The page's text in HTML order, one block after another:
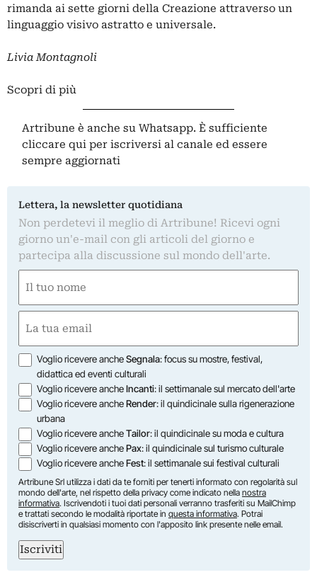
rimanda ai sette giorni della Creazione attraverso un
linguaggio visivo astratto e universale.
Livia Montagnoli
Scopri di più
Artribune è anche su Whatsapp. È sufficiente
cliccare qui per iscriversi al canale ed essere
sempre aggiornati
Lettera, la newsletter quotidiana
Non perdetevi il meglio di Artribune! Ricevi ogni
giorno un'e-mail con gli articoli del giorno e
partecipa alla discussione sul mondo dell'arte.
(Obbligatorio)
Nome
(Obbligatorio)
Opzioni
Voglio ricevere ancheSegnala: focus su mostre, festival,
didattica ed eventi culturali
Voglio ricevere ancheIncanti: il settimanale sul mercato dell'arte
Voglio ricevere ancheRender: il quindicinale sulla rigenerazione
urbana
Voglio ricevere ancheTailor: il quindicinale su moda e cultura
Voglio ricevere anchePax: il quindicinale sul turismo culturale
Voglio ricevere ancheFest: il settimanale sui festival culturali
Artribune Srl utilizza i dati da te forniti per tenerti informato con regolarità sul
mondo dell'arte, nel rispetto della privacy come indicato nella nostra
informativa. Iscrivendoti i tuoi dati personali verranno trasferiti su MailChimp
e trattati secondo le modalità riportate in questa informativa. Potrai
disiscriverti in qualsiasi momento con l'apposito link presente nelle email.
Iscriviti